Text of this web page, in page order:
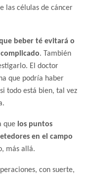
las células de cáncer
beber té evitará o
. También
El doctor
que podría haber
todo está bien, tal vez
que los puntos
en el campo
más allá.
con suerte,